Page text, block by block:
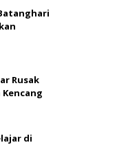
Rusak
di